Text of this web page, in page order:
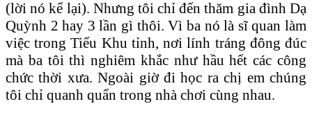
(lời nó kể lại). Nhưng tôi chỉ đến thăm gia đình Dạ
Quỳnh 2 hay 3 lần gì thôi. Vì ba nó là sĩ quan làm
việc trong Tiểu Khu tỉnh, nơi lính tráng đông đúc
mà ba tôi thì nghiêm khắc như hầu hết các công
chức thời xưa. Ngoài giờ đi học ra chị em chúng
tôi chỉ quanh quẩn trong nhà chơi cùng nhau.